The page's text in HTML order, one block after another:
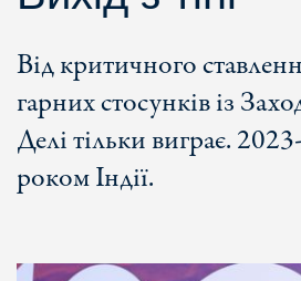
Від критичного
гарних стосунків із
Делі тільки виграє.
роком Індії.